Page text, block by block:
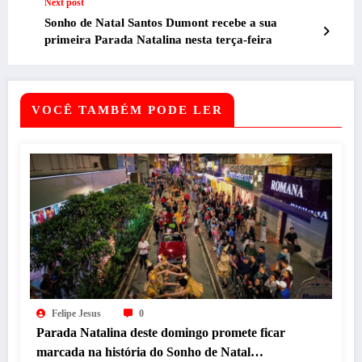
Sonho de Natal Santos Dumont recebe a sua
primeira Parada Natalina nesta terça-feira
VOCÊ TAMBÉM PODE LER
Felipe Jesus 0
Parada Natalina deste domingo promete ficar
marcada na história do Sonho de Natal